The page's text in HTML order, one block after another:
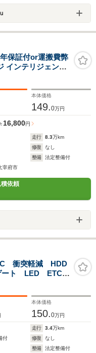
保証付or運搬費弊
インテリジェント
ス トランクイー
アルミホイール B
本体価格
149.0万円
16,800円
走行 8.3万km
修復
なし
整備
法定整備付
宰府市
依頼
衝突軽減 HDD
ート LED ETC
本体価格
150.0万円
走行 3.4万km
付 修復
なし
整備
法定整備付